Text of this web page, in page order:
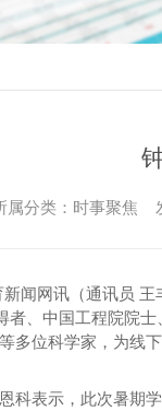
属分类：时事聚焦
闻网讯（通讯员
者、中国工程院院
多位科学家，为线
科表示，此次暑期